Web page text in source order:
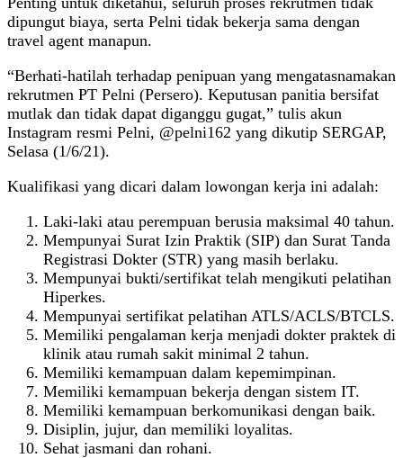
dipungut biaya, serta Pelni tidak bekerja sama dengan
travel agent manapun.
“Berhati-hatilah terhadap penipuan yang mengatasnamakan
rekrutmen PT Pelni (Persero). Keputusan panitia bersifat
mutlak dan tidak dapat diganggu gugat,” tulis akun
Instagram resmi Pelni, @pelni162 yang dikutip SERGAP,
Selasa (1/6/21).
Kualifikasi yang dicari dalam lowongan kerja ini adalah:
Laki-laki atau perempuan berusia maksimal 40 tahun.
Mempunyai Surat Izin Praktik (SIP) dan Surat Tanda
Registrasi Dokter (STR) yang masih berlaku.
Mempunyai bukti/sertifikat telah mengikuti pelatihan
Hiperkes.
Mempunyai sertifikat pelatihan ATLS/ACLS/BTCLS.
Memiliki pengalaman kerja menjadi dokter praktek di
klinik atau rumah sakit minimal 2 tahun.
Memiliki kemampuan dalam kepemimpinan.
Memiliki kemampuan bekerja dengan sistem IT.
Memiliki kemampuan berkomunikasi dengan baik.
Disiplin, jujur, dan memiliki loyalitas.
Sehat jasmani dan rohani.